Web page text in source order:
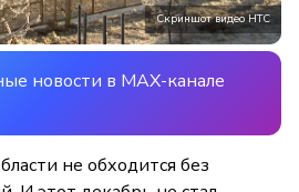
Скриншот видео НТС
новости в MAX-канале
не обходится без